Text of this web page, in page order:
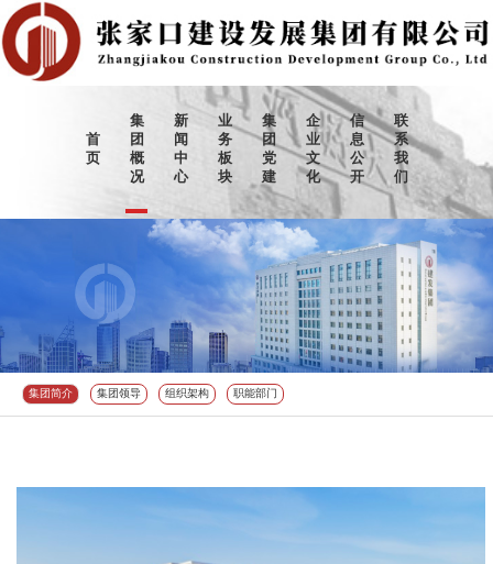
首
页
集
团
概
况
新
闻
中
心
业
务
板
块
集
团
党
建
企
业
文
化
信
息
公
开
联
系
我
们
集团简介 集团领导 组织架构 职能部门